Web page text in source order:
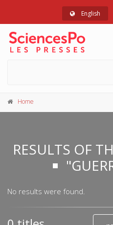
English
Home
RESULTS OF
No results were found.